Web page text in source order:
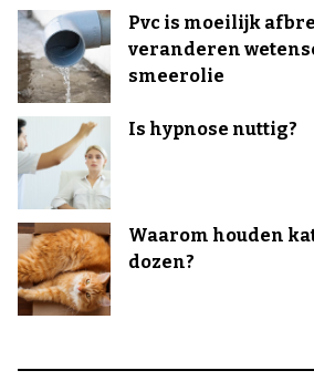
Pvc is moeilijk
veranderen
smeerolie
Is hypnose nuttig?
Waarom houden
dozen?